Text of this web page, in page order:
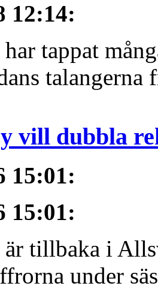
12:14:
tappat
talangerna
vill dubbla
15:01:
15:01:
tillbaka i
under